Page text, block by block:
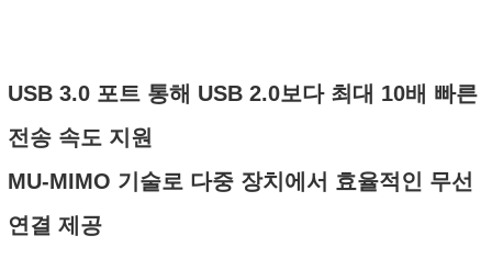
USB 3.0 포트 통해 USB 2.0보다 최대 10배 빠른
전송 속도 지원
MU-MIMO 기술로 다중 장치에서 효율적인 무선
연결 제공